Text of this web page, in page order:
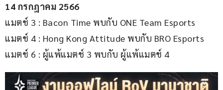
14 กรกฎาคม 2566
แมตช์ 3 : Bacon Time พบกับ ONE Team Esports
แมตช์ 4 : Hong Kong Attitude พบกับ BRO Esports
แมตช์ 6 : ผู้แพ้แมตช์ 3 พบกับ ผู้แพ้แมตช์ 4